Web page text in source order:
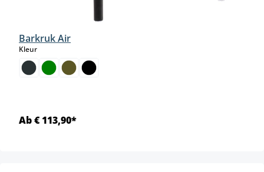
Barkruk Air
Kleurselect
Ab € 113,90*